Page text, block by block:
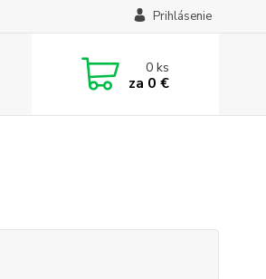
Prihlásenie
0ks
za 0 €